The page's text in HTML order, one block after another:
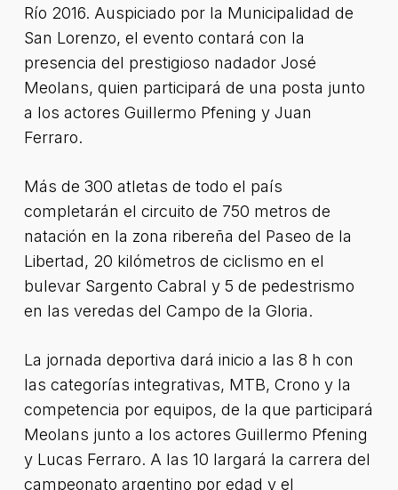
Río 2016. Auspiciado por la Municipalidad de
San Lorenzo, el evento contará con la
presencia del prestigioso nadador José
Meolans, quien participará de una posta junto
a los actores Guillermo Pfening y Juan
Ferraro.
Más de 300 atletas de todo el país
completarán el circuito de 750 metros de
natación en la zona ribereña del Paseo de la
Libertad, 20 kilómetros de ciclismo en el
bulevar Sargento Cabral y 5 de pedestrismo
en las veredas del Campo de la Gloria.
La jornada deportiva dará inicio a las 8 h con
las categorías integrativas, MTB, Crono y la
competencia por equipos, de la que participará
Meolans junto a los actores Guillermo Pfening
y Lucas Ferraro. A las 10 largará la carrera del
campeonato argentino por edad y el